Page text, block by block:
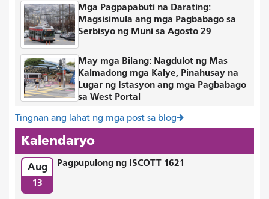
Mga Pagpapabuti na Darating:
Magsisimula ang mga Pagbabago sa
Serbisyo ng Muni sa Agosto 29
May mga Bilang: Nagdulot ng Mas
Kalmadong mga Kalye, Pinahusay na
Lugar ng Istasyon ang mga Pagbabago
sa West Portal
Tingnan ang lahat ng mga post sa blog
Kalendaryo
Aug
13
Pagpupulong ng ISCOTT 1621